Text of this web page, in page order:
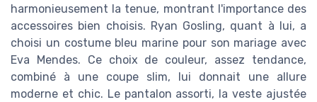
harmonieusement la tenue, montrant l'importance des
accessoires bien choisis. Ryan Gosling, quant à lui, a
choisi un costume bleu marine pour son mariage avec
Eva Mendes. Ce choix de couleur, assez tendance,
combiné à une coupe slim, lui donnait une allure
moderne et chic. Le pantalon assorti, la veste ajustée